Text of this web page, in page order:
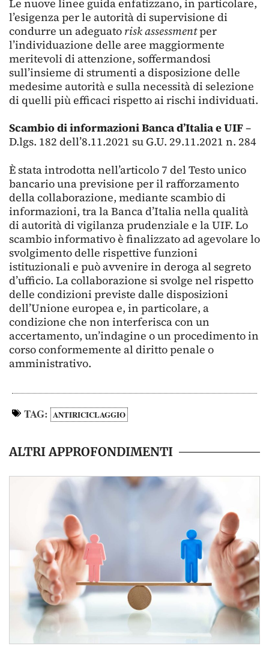
Le nuove linee guida enfatizzano, in particolare,
l’esigenza per le autorità di supervisione di
condurre un adeguato risk assessmentper
l’individuazione delle aree maggiormente
meritevoli di attenzione, soffermandosi
sull’insieme di strumenti a disposizione delle
medesime autorità e sulla necessità di selezione
di quelli più efficaci rispetto ai rischi individuati.
Scambio di informazioni Banca d’Italia e UIF–
D.lgs. 182 dell’8.11.2021 su G.U. 29.11.2021 n. 284
È stata introdotta nell’articolo 7 del Testo unico
bancario una previsione per il rafforzamento
della collaborazione, mediante scambio di
informazioni, tra la Banca d’Italia nella qualità
di autorità di vigilanza prudenziale e la UIF. Lo
scambio informativo è finalizzato ad agevolare lo
svolgimento delle rispettive funzioni
istituzionali e può avvenire in deroga al segreto
d’ufficio. La collaborazione si svolge nel rispetto
delle condizioni previste dalle disposizioni
dell’Unione europea e, in particolare, a
condizione che non interferisca con un
accertamento, un’indagine o un procedimento in
corso conformemente al diritto penale o
amministrativo.
TAG: ANTIRICICLAGGIO
ALTRI APPROFONDIMENTI